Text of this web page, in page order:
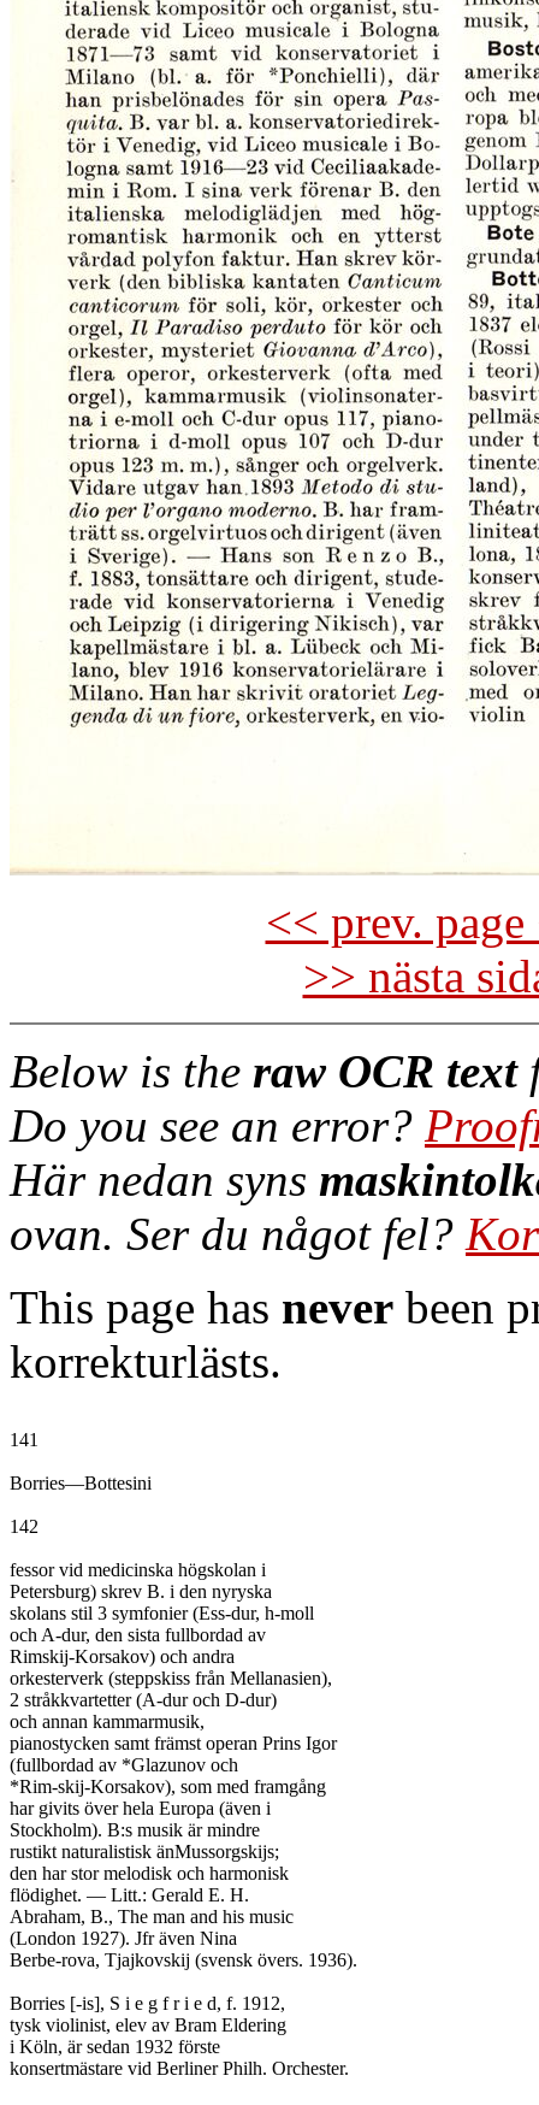
<< prev.
>> nästa
Below is the raw OCR text
Do you see an error?
Här nedan syns
ovan. Ser du något fel?
This page has never been
korrekturlästs.
141
Borries—Bottesini
142
fessor vid medicinska högskolan i
Petersburg) skrev B. i den nyryska
skolans stil 3 symfonier (Ess-dur, h-moll
och A-dur, den sista fullbordad av
Rimskij-Korsakov) och andra
orkesterverk (steppskiss från Mellanasien),
2 stråkkvartetter (A-dur och D-dur)
och annan kammarmusik,
pianostycken samt främst operan Prins Igor
(fullbordad av *Glazunov och
*Rim-skij-Korsakov), som med framgång
har givits över hela Europa (även i
Stockholm). B:s musik är mindre
rustikt naturalistisk änMussorgskijs;
den har stor melodisk och harmonisk
flödighet. — Litt.: Gerald E. H.
Abraham, B., The man and his music
(London 1927). Jfr även Nina
Berbe-rova, Tjajkovskij (svensk övers. 1936).
Borries [-is], S i e g f r i e d, f. 1912,
tysk violinist, elev av Bram Eldering
i Köln, är sedan 1932 förste
konsertmästare vid Berliner Philh. Orchester.